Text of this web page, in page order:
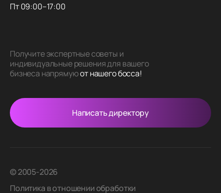
Получите экспертные советы и
индивидуальные решения для вашего
бизнеса напрямуюот нашего босса!
Написать директору
Пт 09:00–17:00
© 2005-2026
Политика в отношении обработки